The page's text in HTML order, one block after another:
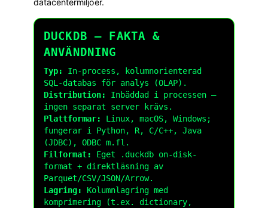
datacentermiljöer.
DUCKDB – FAKTA &
ANVÄNDNING
Typ:
In-process, kolumnorienterad
SQL-databas för analys (OLAP).
Distribution:
Inbäddad i processen –
ingen separat server krävs.
Plattformar:
Linux, macOS, Windows;
fungerar i Python, R, C/C++, Java
(JDBC), ODBC m.fl.
Filformat:
Eget .duckdb on-disk-
format + direktläsning av
Parquet/CSV/JSON/Arrow.
Lagring:
Kolumnlagring med
komprimering (t.ex. dictionary,